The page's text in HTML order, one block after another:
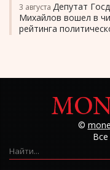
3 августа Депутат
Михайлов вошел в
рейтинга
©